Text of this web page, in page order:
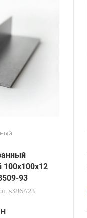
100х100х12
93
s386423
стали